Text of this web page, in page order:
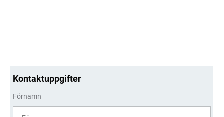
Kontaktuppgifter
Förnamn